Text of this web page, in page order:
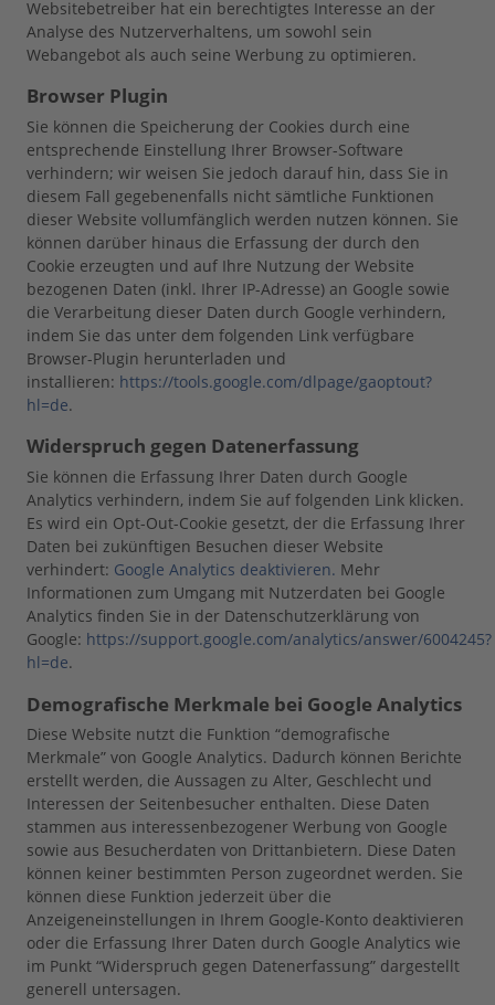
Websitebetreiber hat ein berechtigtes Interesse an der
Analyse des Nutzerverhaltens, um sowohl sein
Webangebot als auch seine Werbung zu optimieren.
Browser Plugin
Sie können die Speicherung der Cookies durch eine
entsprechende Einstellung Ihrer Browser-Software
verhindern; wir weisen Sie jedoch darauf hin, dass Sie in
diesem Fall gegebenenfalls nicht sämtliche Funktionen
dieser Website vollumfänglich werden nutzen können. Sie
können darüber hinaus die Erfassung der durch den
Cookie erzeugten und auf Ihre Nutzung der Website
bezogenen Daten (inkl. Ihrer IP-Adresse) an Google sowie
die Verarbeitung dieser Daten durch Google verhindern,
indem Sie das unter dem folgenden Link verfügbare
Browser-Plugin herunterladen und
installieren: https://tools.google.com/dlpage/gaoptout?
hl=de.
Widerspruch gegen Datenerfassung
Sie können die Erfassung Ihrer Daten durch Google
Analytics verhindern, indem Sie auf folgenden Link klicken.
Es wird ein Opt-Out-Cookie gesetzt, der die Erfassung Ihrer
Daten bei zukünftigen Besuchen dieser Website
verhindert: Google Analytics deaktivieren. Mehr
Informationen zum Umgang mit Nutzerdaten bei Google
Analytics finden Sie in der Datenschutzerklärung von
Google: https://support.google.com/analytics/answer/6004245?
hl=de.
Demografische Merkmale bei Google Analytics
Diese Website nutzt die Funktion “demografische
Merkmale” von Google Analytics. Dadurch können Berichte
erstellt werden, die Aussagen zu Alter, Geschlecht und
Interessen der Seitenbesucher enthalten. Diese Daten
stammen aus interessenbezogener Werbung von Google
sowie aus Besucherdaten von Drittanbietern. Diese Daten
können keiner bestimmten Person zugeordnet werden. Sie
können diese Funktion jederzeit über die
Anzeigeneinstellungen in Ihrem Google-Konto deaktivieren
oder die Erfassung Ihrer Daten durch Google Analytics wie
im Punkt “Widerspruch gegen Datenerfassung” dargestellt
generell untersagen.